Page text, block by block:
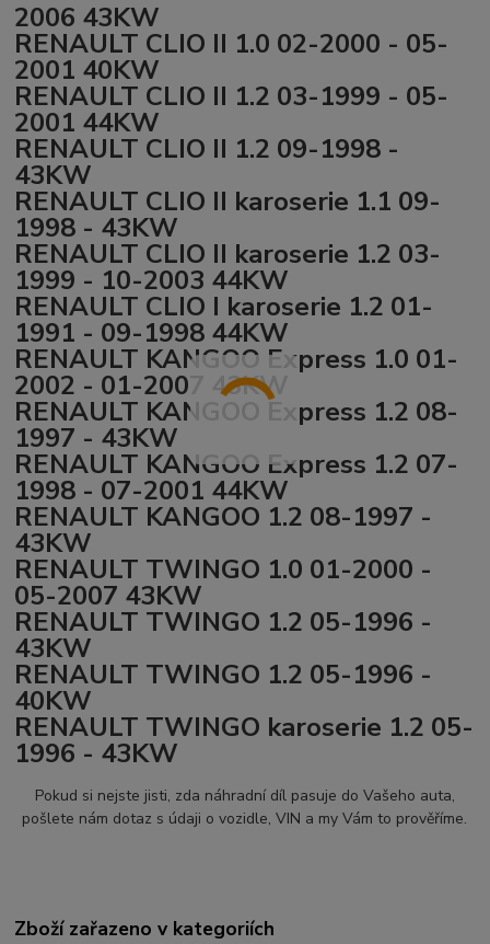
2006 43KW
RENAULT CLIO II 1.0 02-2000 - 05-
2001 40KW
RENAULT CLIO II 1.2 03-1999 - 05-
2001 44KW
RENAULT CLIO II 1.2 09-1998 -
43KW
RENAULT CLIO II karoserie 1.1 09-
1998 - 43KW
RENAULT CLIO II karoserie 1.2 03-
1999 - 10-2003 44KW
RENAULT CLIO I karoserie 1.2 01-
1991 - 09-1998 44KW
RENAULT KANGOO Express 1.0 01-
2002 - 01-2007 43KW
RENAULT KANGOO Express 1.2 08-
1997 - 43KW
RENAULT KANGOO Express 1.2 07-
1998 - 07-2001 44KW
RENAULT KANGOO 1.2 08-1997 -
43KW
RENAULT TWINGO 1.0 01-2000 -
05-2007 43KW
RENAULT TWINGO 1.2 05-1996 -
43KW
RENAULT TWINGO 1.2 05-1996 -
40KW
RENAULT TWINGO karoserie 1.2 05-
1996 - 43KW
Pokud si nejste jisti, zda náhradní díl pasuje do Vašeho auta,
pošlete nám dotaz s údaji o vozidle, VIN a my Vám to prověříme.
Zboží zařazeno v kategoriích